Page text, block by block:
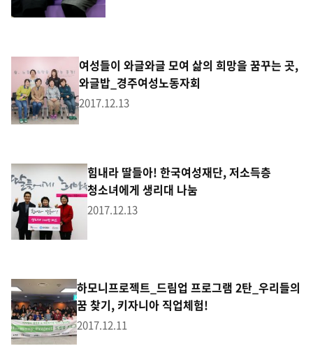
여성들이 와글와글 모여 삶의 희망을 꿈꾸는 곳,
와글밥_경주여성노동자회
2017.12.13
힘내라 딸들아! 한국여성재단, 저소득층
청소녀에게 생리대 나눔
2017.12.13
하모니프로젝트_드림업 프로그램 2탄_우리들의
꿈 찾기, 키자니아 직업체험!
2017.12.11